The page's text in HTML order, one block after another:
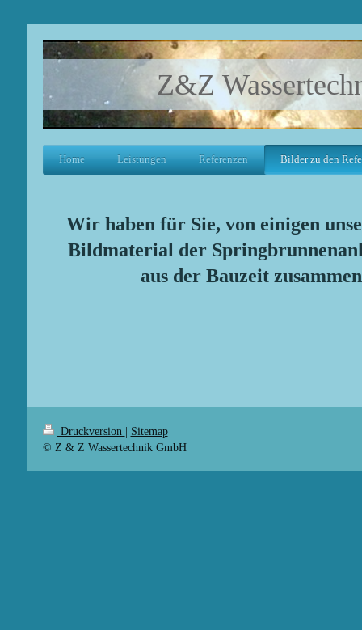
Z&Z
Home Leistungen Referenzen Bilder zu den
Wir haben für Sie, von einigen
Bildmaterial der
aus der Bauzeit
Druckversion | Sitemap
© Z & Z Wassertechnik GmbH